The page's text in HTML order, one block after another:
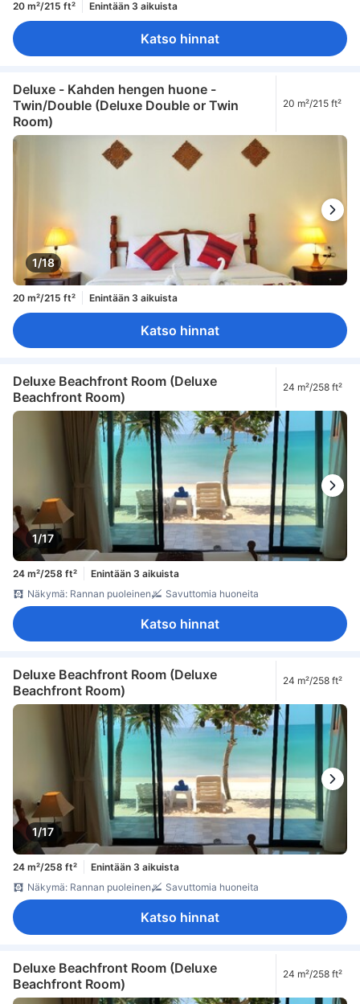
20 m²/215 ft² Enintään 3 aikuista
Katso hinnat
Deluxe - Kahden hengen huone -
Twin/Double (Deluxe Double or Twin
Room)
20 m²/215 ft²
1/18
20 m²/215 ft² Enintään 3 aikuista
Katso hinnat
Deluxe Beachfront Room (Deluxe
Beachfront Room)
24 m²/258 ft²
1/17
24 m²/258 ft²
Enintään 3 aikuista
Näkymä: Rannan puoleinen
Savuttomia huoneita
Katso hinnat
Deluxe Beachfront Room (Deluxe
Beachfront Room)
24 m²/258 ft²
1/17
24 m²/258 ft²
Enintään 3 aikuista
Näkymä: Rannan puoleinen
Savuttomia huoneita
Katso hinnat
Deluxe Beachfront Room (Deluxe
Beachfront Room)
24 m²/258 ft²